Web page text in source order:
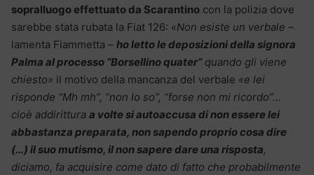
sopralluogo effettuato da Scarantino con la polizia dove
sarebbe stata rubata la Fiat 126: «Non esiste un verbale –
lamenta Fiammetta – ho letto le deposizioni della signora
Palma al processo “Borsellino quater”quando gli viene
chiesto» il motivo della mancanza del verbale «e lei
risponde “Mh mh”, “non lo so”, “forse non mi ricordo”…
cioè addirittura a volte si autoaccusa di non essere lei
abbastanza preparata, non sapendo proprio cosa dire
(…) il suo mutismo, il non sapere dare una risposta,
diciamo, fa acquisire come dato di fatto che probabilmente